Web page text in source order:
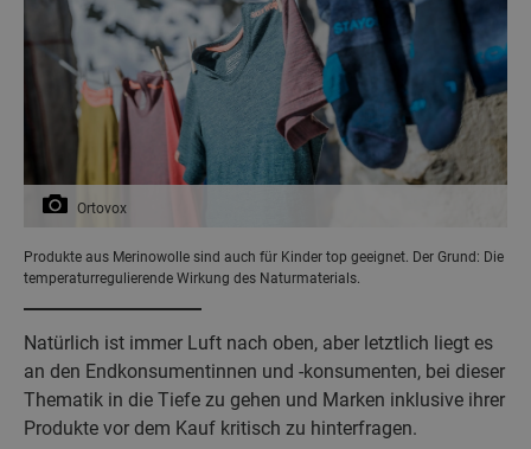
Ortovox
Produkte aus Merinowolle sind auch für Kinder top geeignet. Der Grund: Die
temperaturregulierende Wirkung des Naturmaterials.
Natürlich ist immer Luft nach oben, aber letztlich liegt es
an den Endkonsumentinnen und -konsumenten, bei dieser
Thematik in die Tiefe zu gehen und Marken inklusive ihrer
Produkte vor dem Kauf kritisch zu hinterfragen.